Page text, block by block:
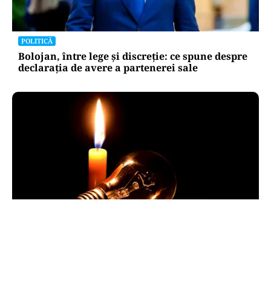
POLITICĂ
Bolojan, între lege și discreție: ce spune despre
declarația de avere a partenerei sale